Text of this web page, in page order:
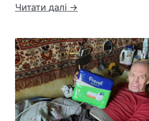
Читати далі →